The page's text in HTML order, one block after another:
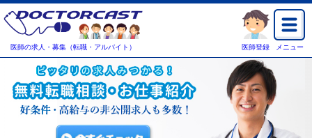
医師の求人・募集（転職・アルバイト） 医師登録 メニュー